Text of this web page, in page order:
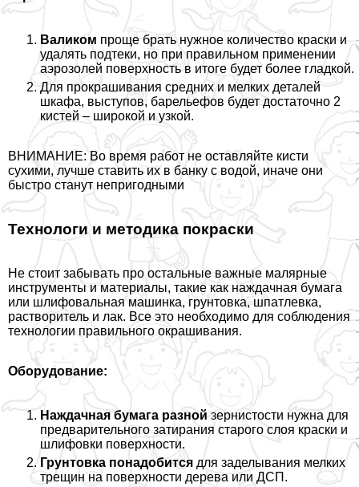
Валиком проще брать нужное количество краски и
удалять подтеки, но при правильном применении
аэрозолей поверхность в итоге будет более гладкой.
Для прокрашивания средних и мелких деталей
шкафа, выступов, барельефов будет достаточно 2
кистей – широкой и узкой.
ВНИМАНИЕ: Во время работ не оставляйте кисти
сухими, лучше ставить их в банку с водой, иначе они
быстро станут непригодными
Технологи и методика покраски
Не стоит забывать про остальные важные малярные
инструменты и материалы, такие как наждачная бумага
или шлифовальная машинка, грунтовка, шпатлевка,
растворитель и лак. Все это необходимо для соблюдения
технологии правильного окрашивания.
Оборудование:
Наждачная бумага разнойзернистости нужна для
предварительного затирания старого слоя краски и
шлифовки поверхности.
Грунтовка понадобится для заделывания мелких
трещин на поверхности дерева или ДСП.